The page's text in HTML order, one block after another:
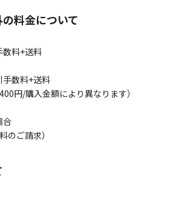
料金について
数料+送料
手数料+送料
円/購入金額により異なります）
合
のご請求）